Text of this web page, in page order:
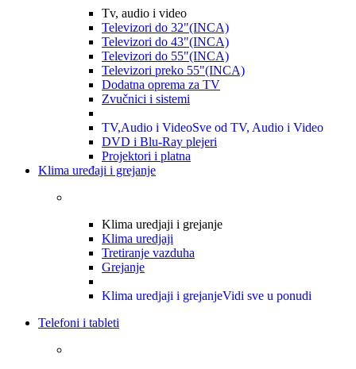
Tv, audio i video
Televizori do 32"(INCA)
Televizori do 43"(INCA)
Televizori do 55"(INCA)
Televizori preko 55"(INCA)
Dodatna oprema za TV
Zvučnici i sistemi
TV,Audio i VideoSve od TV, Audio i Video
DVD i Blu-Ray plejeri
Projektori i platna
Klima uređaji i grejanje
Klima uredjaji i grejanje
Klima uredjaji
Tretiranje vazduha
Grejanje
Klima uredjaji i grejanjeVidi sve u ponudi
Telefoni i tableti